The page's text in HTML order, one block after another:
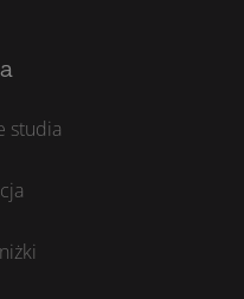
studia